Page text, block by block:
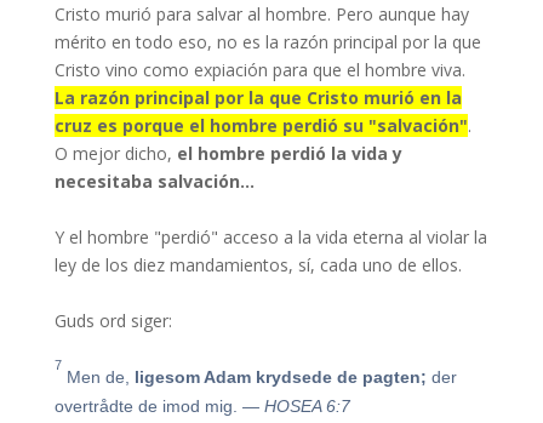
Cristo murió para salvar al hombre. Pero aunque hay
mérito en todo eso, no es la razón principal por la que
Cristo vino como expiación para que el hombre viva.
La razón principal por la que Cristo murió en la
cruz es porque el hombre perdió su "salvación".
O mejor dicho, el hombre perdió la vida y
necesitaba salvación…
Y el hombre "perdió" acceso a la vida eterna al violar la
ley de los diez mandamientos, sí, cada uno de ellos.
Guds ord siger:
7
Men de, ligesom Adam krydsede de pagten; der
overtrådte de imod mig. — HOSEA 6:7